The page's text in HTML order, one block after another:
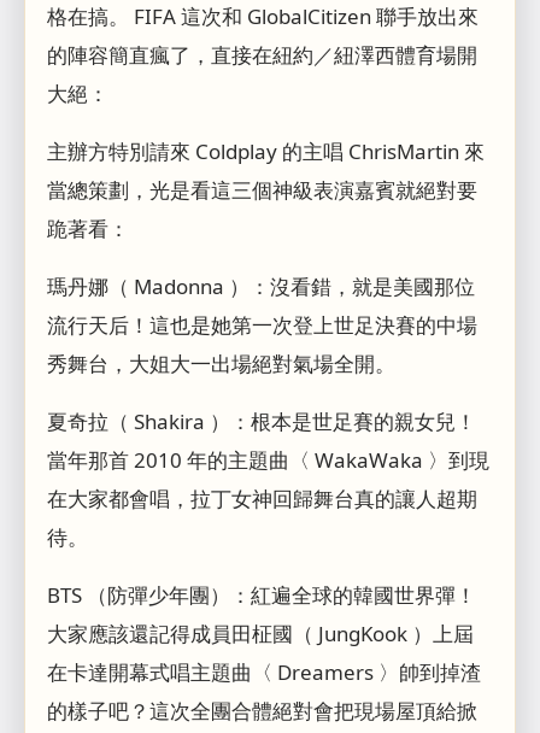
格在搞。 FIFA 這次和 GlobalCitizen 聯手放出來
的陣容簡直瘋了，直接在紐約／紐澤西體育場開
大絕：
主辦方特別請來 Coldplay 的主唱 ChrisMartin 來
當總策劃，光是看這三個神級表演嘉賓就絕對要
跪著看：
瑪丹娜（ Madonna ）：沒看錯，就是美國那位
流行天后！這也是她第一次登上世足決賽的中場
秀舞台，大姐大一出場絕對氣場全開。
夏奇拉（ Shakira ）：根本是世足賽的親女兒！
當年那首 2010 年的主題曲〈 WakaWaka 〉到現
在大家都會唱，拉丁女神回歸舞台真的讓人超期
待。
BTS （防彈少年團）：紅遍全球的韓國世界彈！
大家應該還記得成員田柾國（ JungKook ）上屆
在卡達開幕式唱主題曲〈 Dreamers 〉帥到掉渣
的樣子吧？這次全團合體絕對會把現場屋頂給掀